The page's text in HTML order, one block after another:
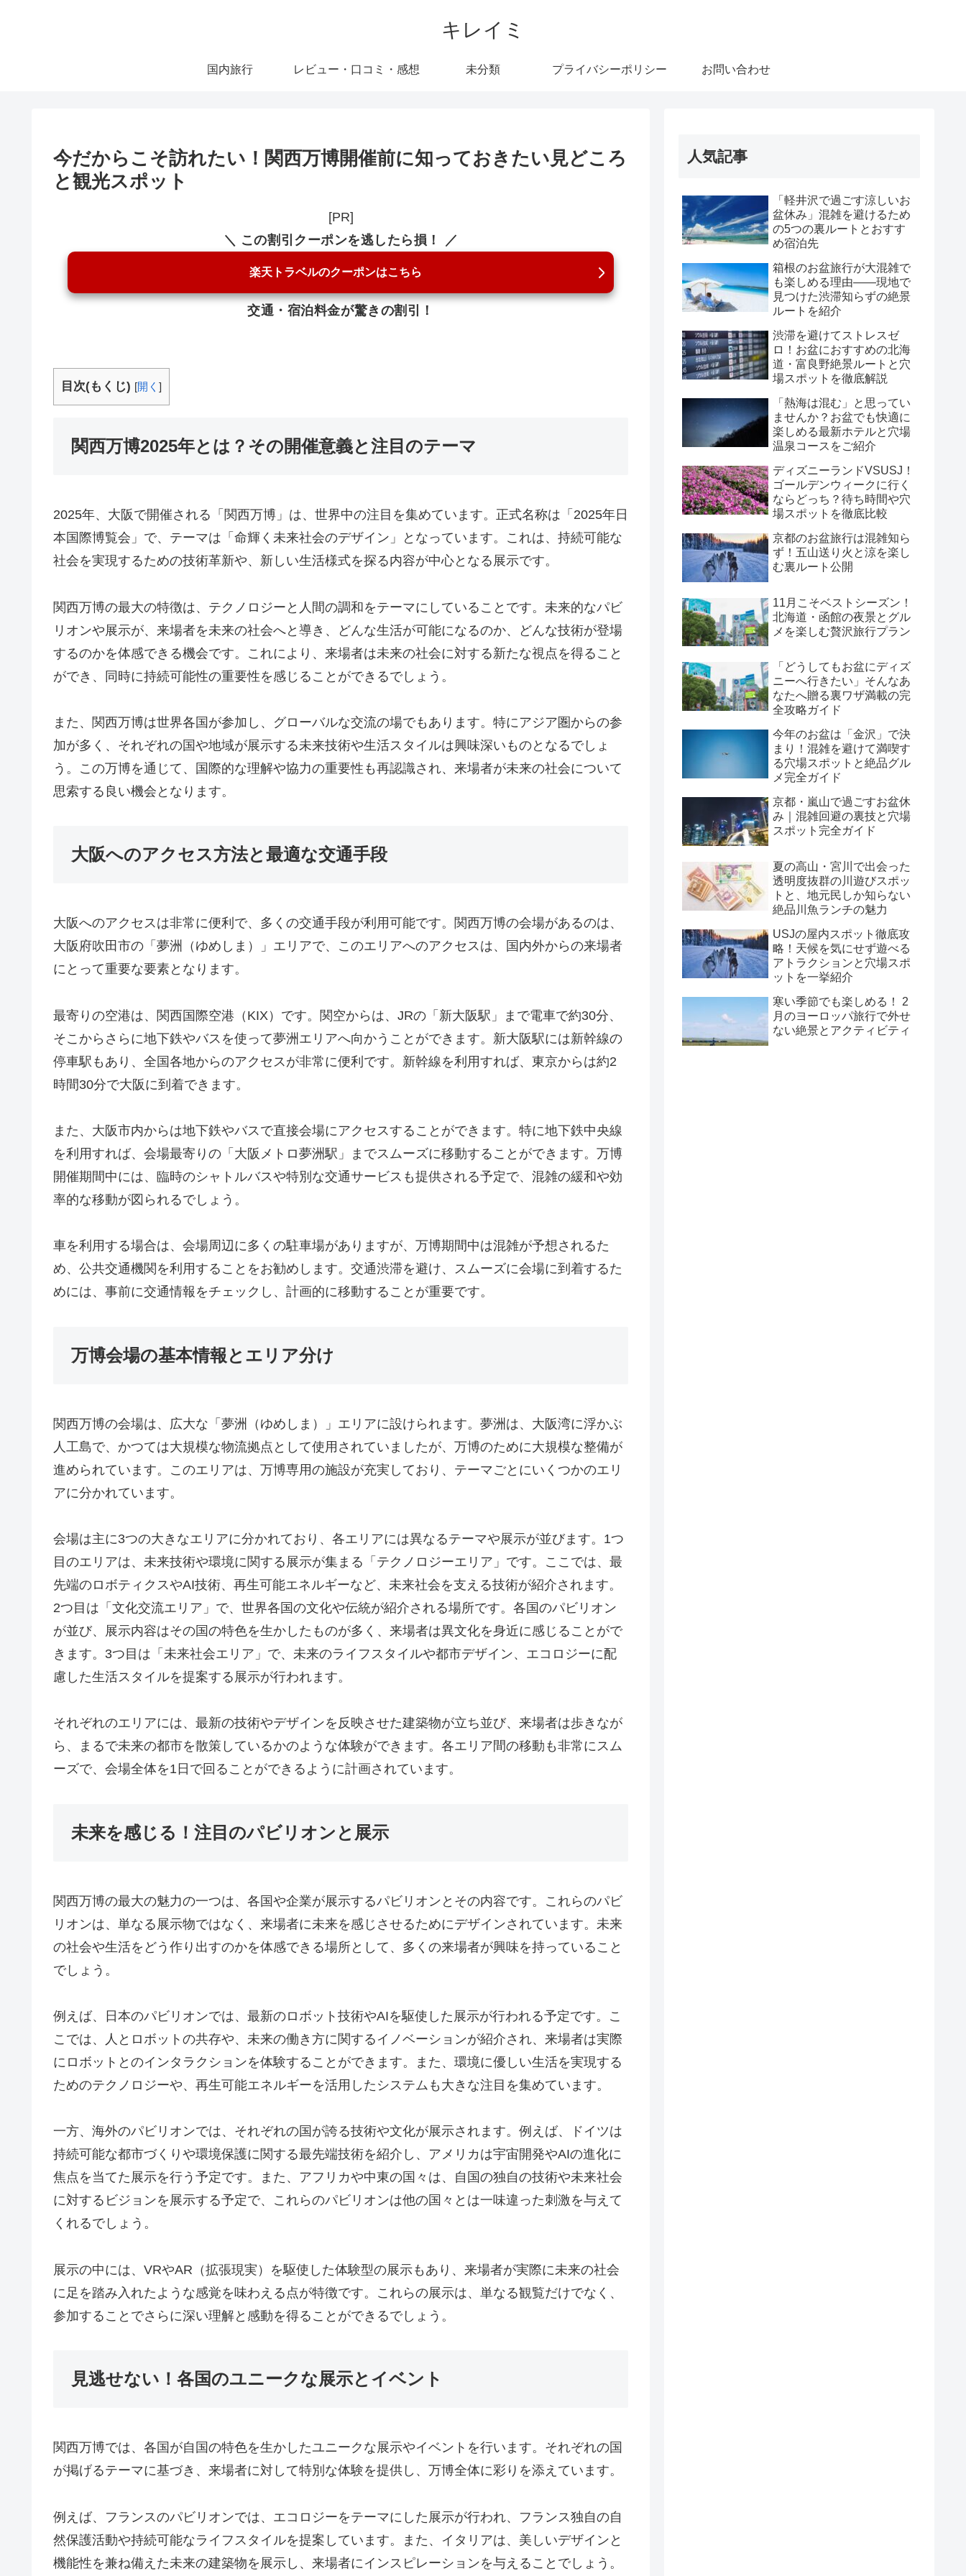
キレイミ
国内旅行 レビュー・口コミ・感想 未分類 プライバシーポリシー お問い合わせ
今だからこそ訪れたい！関西万博開催前に知っておきたい見どころ
と観光スポット
[PR]
＼ この割引クーポンを逃したら損！ ／
楽天トラベルのクーポンはこちら
交通・宿泊料金が驚きの割引！
目次(もくじ) [開く ]
関西万博2025年とは？その開催意義と注目のテーマ
2025年、大阪で開催される「関西万博」は、世界中の注目を集めています。正式名称は「2025年日
本国際博覧会」で、テーマは「命輝く未来社会のデザイン」となっています。これは、持続可能な
社会を実現するための技術革新や、新しい生活様式を探る内容が中心となる展示です。
関西万博の最大の特徴は、テクノロジーと人間の調和をテーマにしていることです。未来的なパビ
リオンや展示が、来場者を未来の社会へと導き、どんな生活が可能になるのか、どんな技術が登場
するのかを体感できる機会です。これにより、来場者は未来の社会に対する新たな視点を得ること
ができ、同時に持続可能性の重要性を感じることができるでしょう。
また、関西万博は世界各国が参加し、グローバルな交流の場でもあります。特にアジア圏からの参
加が多く、それぞれの国や地域が展示する未来技術や生活スタイルは興味深いものとなるでしょ
う。この万博を通じて、国際的な理解や協力の重要性も再認識され、来場者が未来の社会について
思索する良い機会となります。
大阪へのアクセス方法と最適な交通手段
大阪へのアクセスは非常に便利で、多くの交通手段が利用可能です。関西万博の会場があるのは、
大阪府吹田市の「夢洲（ゆめしま）」エリアで、このエリアへのアクセスは、国内外からの来場者
にとって重要な要素となります。
最寄りの空港は、関西国際空港（KIX）です。関空からは、JRの「新大阪駅」まで電車で約30分、
そこからさらに地下鉄やバスを使って夢洲エリアへ向かうことができます。新大阪駅には新幹線の
停車駅もあり、全国各地からのアクセスが非常に便利です。新幹線を利用すれば、東京からは約2
時間30分で大阪に到着できます。
また、大阪市内からは地下鉄やバスで直接会場にアクセスすることができます。特に地下鉄中央線
を利用すれば、会場最寄りの「大阪メトロ夢洲駅」までスムーズに移動することができます。万博
開催期間中には、臨時のシャトルバスや特別な交通サービスも提供される予定で、混雑の緩和や効
率的な移動が図られるでしょう。
車を利用する場合は、会場周辺に多くの駐車場がありますが、万博期間中は混雑が予想されるた
め、公共交通機関を利用することをお勧めします。交通渋滞を避け、スムーズに会場に到着するた
めには、事前に交通情報をチェックし、計画的に移動することが重要です。
万博会場の基本情報とエリア分け
関西万博の会場は、広大な「夢洲（ゆめしま）」エリアに設けられます。夢洲は、大阪湾に浮かぶ
人工島で、かつては大規模な物流拠点として使用されていましたが、万博のために大規模な整備が
進められています。このエリアは、万博専用の施設が充実しており、テーマごとにいくつかのエリ
アに分かれています。
会場は主に3つの大きなエリアに分かれており、各エリアには異なるテーマや展示が並びます。1つ
目のエリアは、未来技術や環境に関する展示が集まる「テクノロジーエリア」です。ここでは、最
先端のロボティクスやAI技術、再生可能エネルギーなど、未来社会を支える技術が紹介されます。
2つ目は「文化交流エリア」で、世界各国の文化や伝統が紹介される場所です。各国のパビリオン
が並び、展示内容はその国の特色を生かしたものが多く、来場者は異文化を身近に感じることがで
きます。3つ目は「未来社会エリア」で、未来のライフスタイルや都市デザイン、エコロジーに配
慮した生活スタイルを提案する展示が行われます。
それぞれのエリアには、最新の技術やデザインを反映させた建築物が立ち並び、来場者は歩きなが
ら、まるで未来の都市を散策しているかのような体験ができます。各エリア間の移動も非常にスム
ーズで、会場全体を1日で回ることができるように計画されています。
未来を感じる！注目のパビリオンと展示
関西万博の最大の魅力の一つは、各国や企業が展示するパビリオンとその内容です。これらのパビ
リオンは、単なる展示物ではなく、来場者に未来を感じさせるためにデザインされています。未来
の社会や生活をどう作り出すのかを体感できる場所として、多くの来場者が興味を持っていること
でしょう。
例えば、日本のパビリオンでは、最新のロボット技術やAIを駆使した展示が行われる予定です。こ
こでは、人とロボットの共存や、未来の働き方に関するイノベーションが紹介され、来場者は実際
にロボットとのインタラクションを体験することができます。また、環境に優しい生活を実現する
ためのテクノロジーや、再生可能エネルギーを活用したシステムも大きな注目を集めています。
一方、海外のパビリオンでは、それぞれの国が誇る技術や文化が展示されます。例えば、ドイツは
持続可能な都市づくりや環境保護に関する最先端技術を紹介し、アメリカは宇宙開発やAIの進化に
焦点を当てた展示を行う予定です。また、アフリカや中東の国々は、自国の独自の技術や未来社会
に対するビジョンを展示する予定で、これらのパビリオンは他の国々とは一味違った刺激を与えて
くれるでしょう。
展示の中には、VRやAR（拡張現実）を駆使した体験型の展示もあり、来場者が実際に未来の社会
に足を踏み入れたような感覚を味わえる点が特徴です。これらの展示は、単なる観覧だけでなく、
参加することでさらに深い理解と感動を得ることができるでしょう。
見逃せない！各国のユニークな展示とイベント
関西万博では、各国が自国の特色を生かしたユニークな展示やイベントを行います。それぞれの国
が掲げるテーマに基づき、来場者に対して特別な体験を提供し、万博全体に彩りを添えています。
例えば、フランスのパビリオンでは、エコロジーをテーマにした展示が行われ、フランス独自の自
然保護活動や持続可能なライフスタイルを提案しています。また、イタリアは、美しいデザインと
機能性を兼ね備えた未来の建築物を展示し、来場者にインスピレーションを与えることでしょう。
人気記事
「軽井沢で過ごす涼しいお
盆休み」混雑を避けるため
の5つの裏ルートとおすす
め宿泊先
箱根のお盆旅行が大混雑で
も楽しめる理由――現地で
見つけた渋滞知らずの絶景
ルートを紹介
渋滞を避けてストレスゼ
ロ！お盆におすすめの北海
道・富良野絶景ルートと穴
場スポットを徹底解説
「熱海は混む」と思ってい
ませんか？お盆でも快適に
楽しめる最新ホテルと穴場
温泉コースをご紹介
ディズニーランドVSUSJ！
ゴールデンウィークに行く
ならどっち？待ち時間や穴
場スポットを徹底比較
京都のお盆旅行は混雑知ら
ず！五山送り火と涼を楽し
む裏ルート公開
11月こそベストシーズン！
北海道・函館の夜景とグル
メを楽しむ贅沢旅行プラン
「どうしてもお盆にディズ
ニーへ行きたい」そんなあ
なたへ贈る裏ワザ満載の完
全攻略ガイド
今年のお盆は「金沢」で決
まり！混雑を避けて満喫す
る穴場スポットと絶品グル
メ完全ガイド
京都・嵐山で過ごすお盆休
み｜混雑回避の裏技と穴場
スポット完全ガイド
夏の高山・宮川で出会った
透明度抜群の川遊びスポッ
トと、地元民しか知らない
絶品川魚ランチの魅力
USJの屋内スポット徹底攻
略！天候を気にせず遊べる
アトラクションと穴場スポ
ットを一挙紹介
寒い季節でも楽しめる！ 2
月のヨーロッパ旅行で外せ
ない絶景とアクティビティ